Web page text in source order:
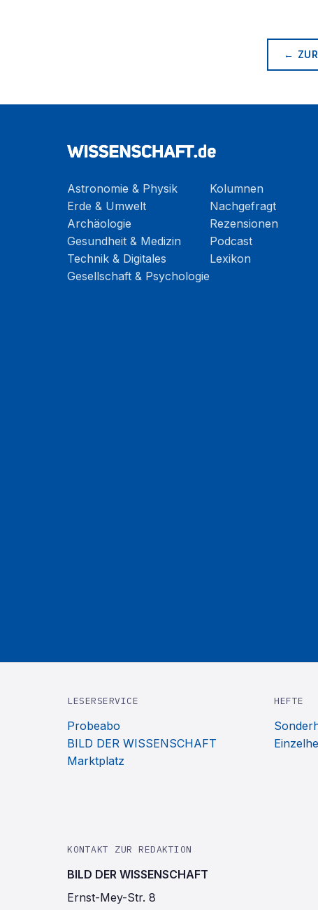
←
Astronomie & Physik
Erde & Umwelt
Archäologie
Gesundheit & Medizin
Technik & Digitales
Gesellschaft & Psychologie
Kolumnen
Nachgefragt
Rezensionen
Podcast
Lexikon
LESERSERVICE
Probeabo
BILD DER WISSENSCHAFT
Marktplatz
HEFTE
KONTAKT ZUR REDAKTION
BILD DER WISSENSCHAFT
Ernst-Mey-Str. 8